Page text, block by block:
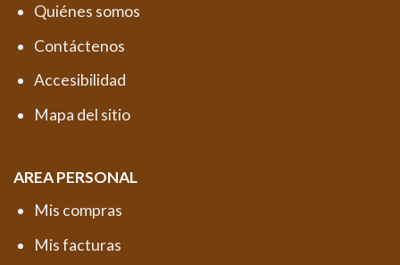
Quiénes somos
Contáctenos
Accesibilidad
Mapa del sitio
AREA PERSONAL
Mis compras
Mis facturas